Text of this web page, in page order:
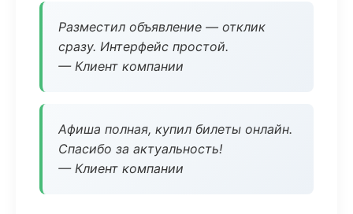
Разместил объявление — отклик
сразу. Интерфейс простой.
— Клиент компании
Афиша полная, купил билеты онлайн.
Спасибо за актуальность!
— Клиент компании